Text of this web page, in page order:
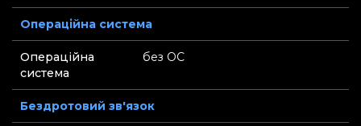
Операційна система
Операційна
система
без ОС
Бездротовий зв'язок